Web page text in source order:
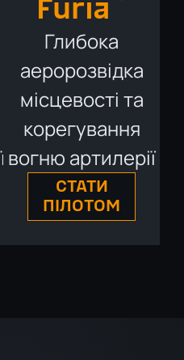
Furia
Глибока
аеророзвідка
місцевості та
корегування
вогню артилерії
СТАТИ
ПІЛОТОМ